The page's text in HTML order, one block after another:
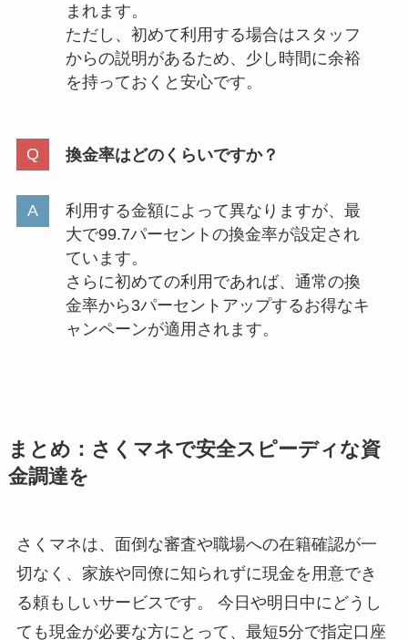
まれます。
ただし、初めて利用する場合はスタッフ
からの説明があるため、少し時間に余裕
を持っておくと安心です。
換金率はどのくらいですか？
利用する金額によって異なりますが、最
大で99.7パーセントの換金率が設定され
ています。
さらに初めての利用であれば、通常の換
金率から3パーセントアップするお得なキ
ャンペーンが適用されます。
まとめ：さくマネで安全スピーディな資
金調達を
さくマネは、面倒な審査や職場への在籍確認が一
切なく、家族や同僚に知られずに現金を用意でき
る頼もしいサービスです。 今日や明日中にどうし
ても現金が必要な方にとって、最短5分で指定口座